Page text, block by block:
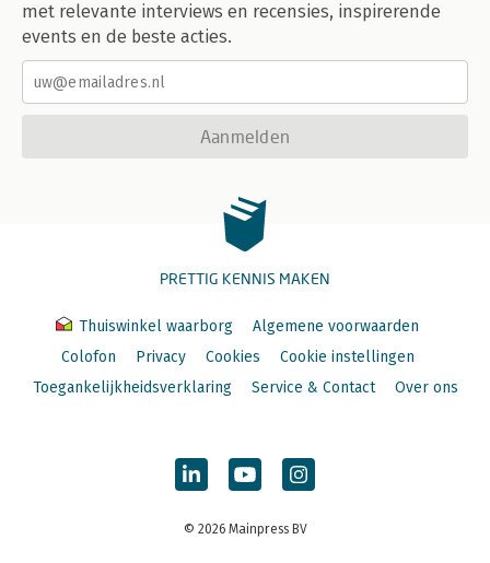
met relevante interviews en recensies, inspirerende
events en de beste acties.
Aanmelden
PRETTIG KENNIS MAKEN
Thuiswinkel waarborg
Algemene voorwaarden
Colofon
Privacy Cookies
Cookie instellingen
Toegankelijkheidsverklaring
Service & Contact Over ons
© 2026 Mainpress BV